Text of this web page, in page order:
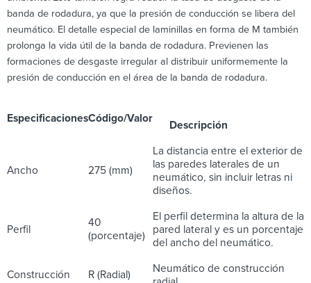
banda de rodadura, ya que la presión de conducción se libera del
neumático. El detalle especial de laminillas en forma de M también
prolonga la vida útil de la banda de rodadura. Previenen las
formaciones de desgaste irregular al distribuir uniformemente la
presión de conducción en el área de la banda de rodadura.
EspecificacionesCódigo/Valor
Descripción
Ancho 275 (mm)
La distancia entre el exterior de
las paredes laterales de un
neumático, sin incluir letras ni
diseños.
Perfil
40
(porcentaje)
El perfil determina la altura de la
pared lateral y es un porcentaje
del ancho del neumático.
Construcción R (Radial)
Neumático de construcción